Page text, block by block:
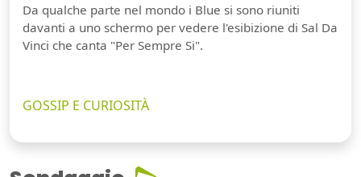
Da qualche parte nel mondo i Blue si sono riuniti
davanti a uno schermo per vedere l'esibizione di Sal Da
Vinci che canta "Per Sempre Si".
GOSSIP E CURIOSITÀ